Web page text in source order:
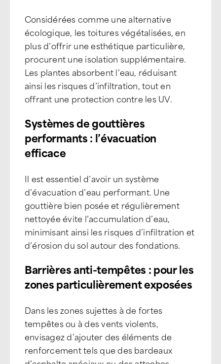
Considérées comme une alternative
écologique, les toitures végétalisées, en
plus d’offrir une esthétique particulière,
procurent une isolation supplémentaire.
Les plantes absorbent l’eau, réduisant
ainsi les risques d’infiltration, tout en
offrant une protection contre les UV.
Systèmes de gouttières
performants : l’évacuation
efficace
Il est essentiel d’avoir un système
d’évacuation d’eau performant. Une
gouttière bien posée et régulièrement
nettoyée évite l’accumulation d’eau,
minimisant ainsi les risques d’infiltration et
d’érosion du sol autour des fondations.
Barrières anti-tempêtes : pour les
zones particulièrement exposées
Dans les zones sujettes à de fortes
tempêtes ou à des vents violents,
envisagez d’ajouter des éléments de
renforcement tels que des bardeaux